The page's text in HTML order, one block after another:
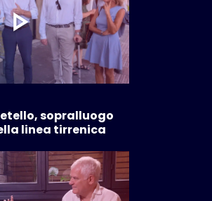
sopralluogo
linea tirrenica